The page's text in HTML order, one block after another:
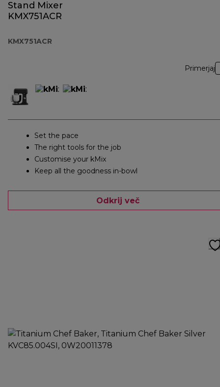
Stand Mixer
KMX751ACR
KMX751ACR
Primerjaj
Set the pace
The right tools for the job
Customise your kMix
Keep all the goodness in-bowl
Odkrij več